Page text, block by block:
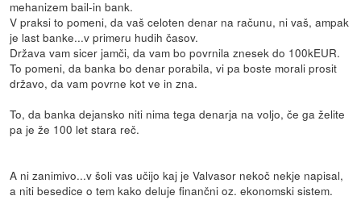
mehanizem bail-in bank.
V praksi to pomeni, da vaš celoten denar na računu, ni vaš, ampak
je last banke...v primeru hudih časov.
Država vam sicer jamči, da vam bo povrnila znesek do 100kEUR.
To pomeni, da banka bo denar porabila, vi pa boste morali prosit
državo, da vam povrne kot ve in zna.
To, da banka dejansko niti nima tega denarja na voljo, če ga želite
pa je že 100 let stara reč.
A ni zanimivo...v šoli vas učijo kaj je Valvasor nekoč nekje napisal,
a niti besedice o tem kako deluje finančni oz. ekonomski sistem.